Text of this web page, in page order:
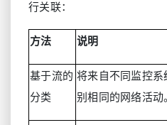
行关联：
方法 说明
基于流的
分类
将来自不同监控
别相同的网络活动